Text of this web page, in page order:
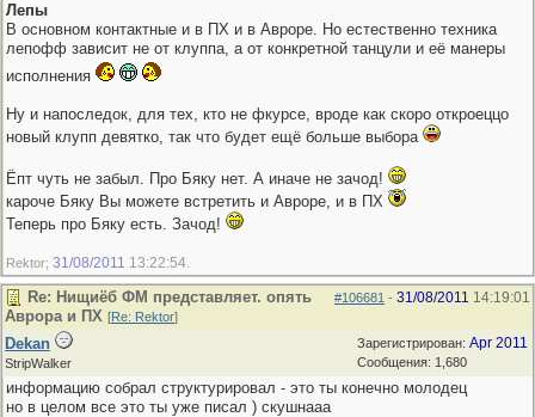
Лепы
В основном контактные и в ПХ и в Авроре. Но естественно техника
лепофф зависит не от клуппа, а от конкретной танцули и её манеры
исполнения
Ну и напоследок, для тех, кто не фкурсе, вроде как скоро откроеццо
новый клупп девятко, так что будет ещё больше выбора
Ёпт чуть не забыл. Про Бяку нет. А иначе не зачод!
кароче Бяку Вы можете встретить и Авроре, и в ПХ
Теперь про Бяку есть. Зачод!
Rektor; 31/08/2011 13:22:54
#106681 - 31/08/2011 14:19:01
Re: Нищиёб ФМ представляет. опять
Аврора и ПХ [Re: Rektor]
Зарегистрирован: Apr 2011
Сообщения: 1,680
Dekan
StripWalker
информацию собрал структурировал - это ты конечно молодец
но в целом все это ты уже писал ) скушнааа